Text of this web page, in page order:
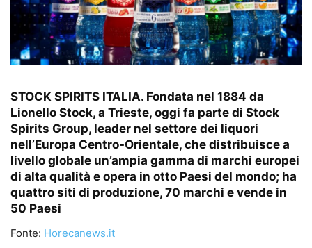
STOCK SPIRITS ITALIA. Fondata nel 1884 da
Lionello Stock, a Trieste, oggi fa parte di Stock
Spirits Group, leader nel settore dei liquori
nell’Europa Centro-Orientale, che distribuisce a
livello globale un’ampia gamma di marchi europei
di alta qualità e opera in otto Paesi del mondo; ha
quattro siti di produzione, 70 marchi e vende in
50 Paesi
Fonte: Horecanews.it